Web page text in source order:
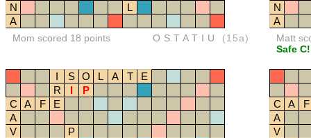
N
L
A
Mom scored 18 points OSTATIU (15a)
N
A
Matt
Safe C!
I S O L A T
E
R
I
P
C
A F
E
A
V
P
C A
F
A
V